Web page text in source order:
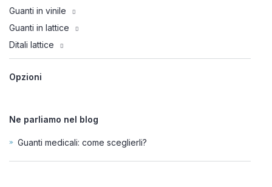
Guanti in vinile
Guanti in lattice
Ditali lattice
Opzioni
Ne parliamo nel blog
Guanti medicali: come sceglierli?